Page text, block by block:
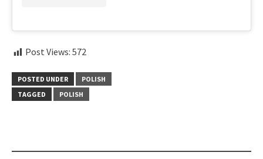
Post Views: 572
POSTED UNDER
POLISH
TAGGED
POLISH